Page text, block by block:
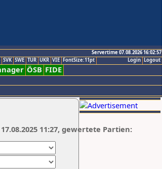
Servertime 07.08.2026 16:02:57
Logout
Login
SVK SWE TUR UKR VIE FontSize:11pt
ÖSB FIDE
11:27, gewertete Partien: